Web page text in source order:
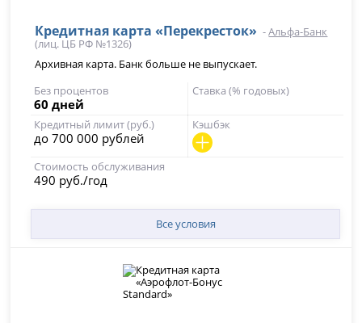
Кредитная карта «Перекресток» -Альфа-Банк
(лиц. ЦБ РФ №1326)
Архивная карта. Банк больше не выпускает.
Без процентов
60 дней
Ставка (% годовых)
Кредитный лимит (руб.)
до 700 000 рублей
Кэшбэк
Стоимость обслуживания
490 руб./год
Все условия